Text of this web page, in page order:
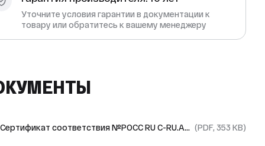
Уточните условия гарантии в документации к
товару или обратитесь к вашему менеджеру
Сертификат соответствия №РОСС RU С-RU.АЯ09.В.01727/23 (PDF, 353 KB)